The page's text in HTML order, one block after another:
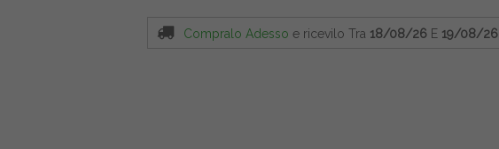
Compralo Adesso e ricevilo Tra 18/08/26 E 19/08/26